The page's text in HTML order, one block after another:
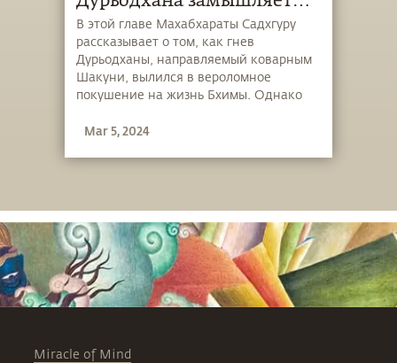
убийство
В этой главе Махабхараты Садхгуру
рассказывает о том, как гнев
Дурьодханы, направляемый коварным
Шакуни, вылился в вероломное
покушение на жизнь Бхимы. Однако
привело к тому, что его губительные
Mar 5, 2024
Miracle of Mind